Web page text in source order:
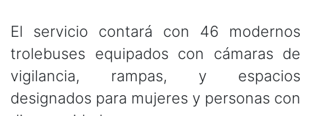
El servicio contará con 46 modernos
trolebuses equipados con cámaras de
vigilancia, rampas, y espacios
designados para mujeres y personas con